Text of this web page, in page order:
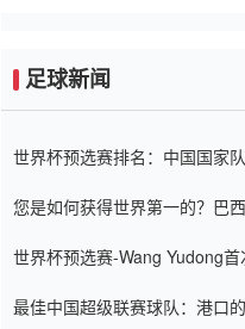
足球新闻
世界杯预选赛排名：中国国家
您是如何获得世界第一的？巴
世界杯预选赛-Wang Yudong
最佳中国超级联赛球队：港口